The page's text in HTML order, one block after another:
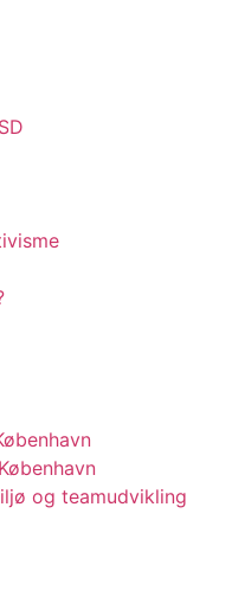
og teamudvikling